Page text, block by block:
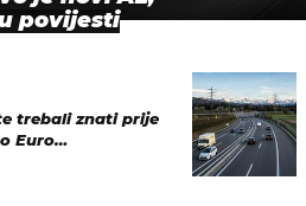
povijesti
trebali znati prije
Euro…